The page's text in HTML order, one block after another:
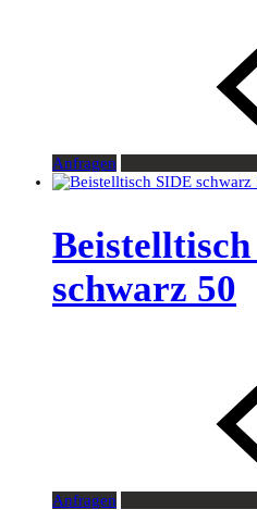
Anfragen
schwarz 50
Anfragen